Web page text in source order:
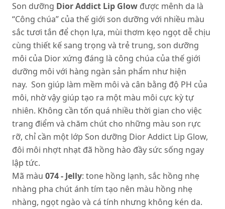
Son dưỡng Dior Addict Lip Glow được mênh da là
“Công chúa” của thế giới son dưỡng với nhiều màu
sắc tươi tắn để chọn lựa, mùi thơm kẹo ngọt dễ chịu
cùng thiết kế sang trọng và trẻ trung, son dưỡng
môi của Dior xứng đáng là công chúa của thế giới
dưỡng môi với hàng ngàn sản phẩm như hiện
nay. Son giúp làm mềm môi và cân bằng độ PH của
môi, nhờ vậy giúp tạo ra một màu môi cực kỳ tự
nhiên. Không cần tốn quá nhiều thời gian cho việc
trang điểm và chăm chút cho những màu son rực
rỡ, chỉ cần một lớp Son dưỡng Dior Addict Lip Glow,
đôi môi nhợt nhạt đã hồng hào đầy sức sống ngay
lập tức.
Mã màu 074 - Jelly: tone hồng lạnh, sắc hồng nhẹ
nhàng pha chút ánh tím tạo nên màu hồng nhẹ
nhàng, ngọt ngào và cá tính nhưng không kén da.